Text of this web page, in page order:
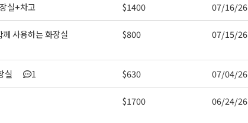
실+차고 $1400 07/16/26
사용하는 화장실 $800 07/15/26
실 1 $630 07/04/26
$1700 06/24/26
KCR Media Group from: KCR Media Group, 23416 Hwy 99
You can revoke your consent to receive emails at any time
of every email.Emails are serviced by Constant Contact.
스레터 구독하기!